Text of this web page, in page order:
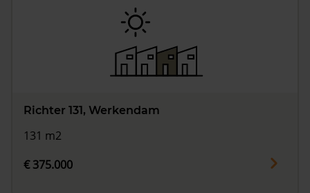
Richter 131, Werkendam
131 m2
€ 375.000